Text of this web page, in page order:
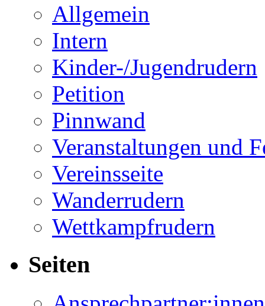
Allgemein
Intern
Kinder-/Jugendrudern
Petition
Pinnwand
Veranstaltungen und
Vereinsseite
Wanderrudern
Wettkampfrudern
Seiten